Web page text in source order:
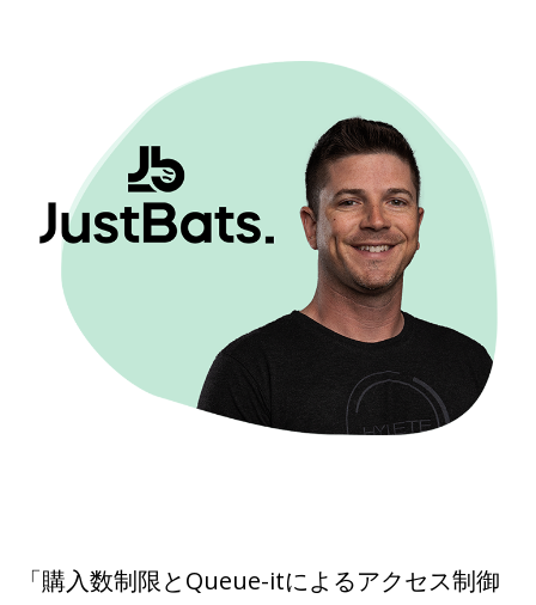
「購入数制限とQueue-itによるアクセス制御